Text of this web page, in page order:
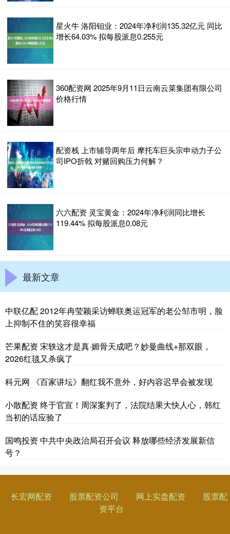
星火牛 洛阳钼业：2024年净利润135.32亿元 同比
增长64.03% 拟每股派息0.255元
360配资网 2025年9月11日云南云菜集团有限公司
价格行情
配资栈 上市辅导两年后 摩托车巨头宗申动力子公
司IPO折戟 对赌回购压力何解？
六六配资 灵宝黄金：2024年净利润同比增长
119.44% 拟每股派息0.08元
最新文章
中联亿配 2012年冉莹颖采访蝉联奥运冠军的老公邹市明，脸
上抑制不住的笑容很幸福
芒果配资 宋轶这才是真·媚骨天成吧？妙曼曲线+那双眼，
2026红毯又杀疯了
科元网 《百家讲坛》翻红我不意外，好内容迟早会被发现
小散配资 终于官宣！周深案判了，法院结果大快人心，韩红
当初的话应验了
国鸣投资 中共中央政治局召开会议 释放哪些经济发展新信
号？
长宏网配资 股票配资公司 网上实盘配资
股票配
资平台